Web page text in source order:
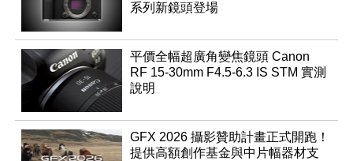
系列新鏡頭登場
平價全幅超廣角變焦鏡頭 Canon
RF 15-30mm F4.5-6.3 IS STM 實測
說明
GFX 2026 攝影贊助計畫正式開跑！
提供高額創作基金與中片幅器材支